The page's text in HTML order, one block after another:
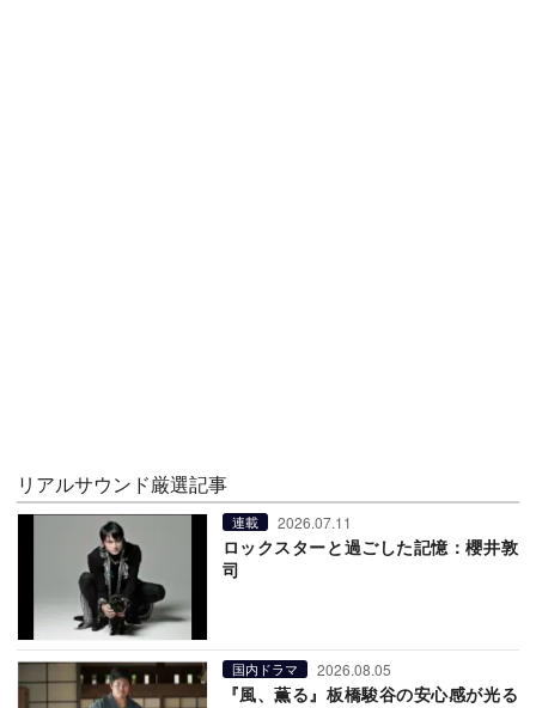
リアルサウンド厳選記事
連載 2026.07.11
ロックスターと過ごした記憶：櫻井敦
司
国内ドラマ 2026.08.05
『風、薫る』板橋駿谷の安心感が光る